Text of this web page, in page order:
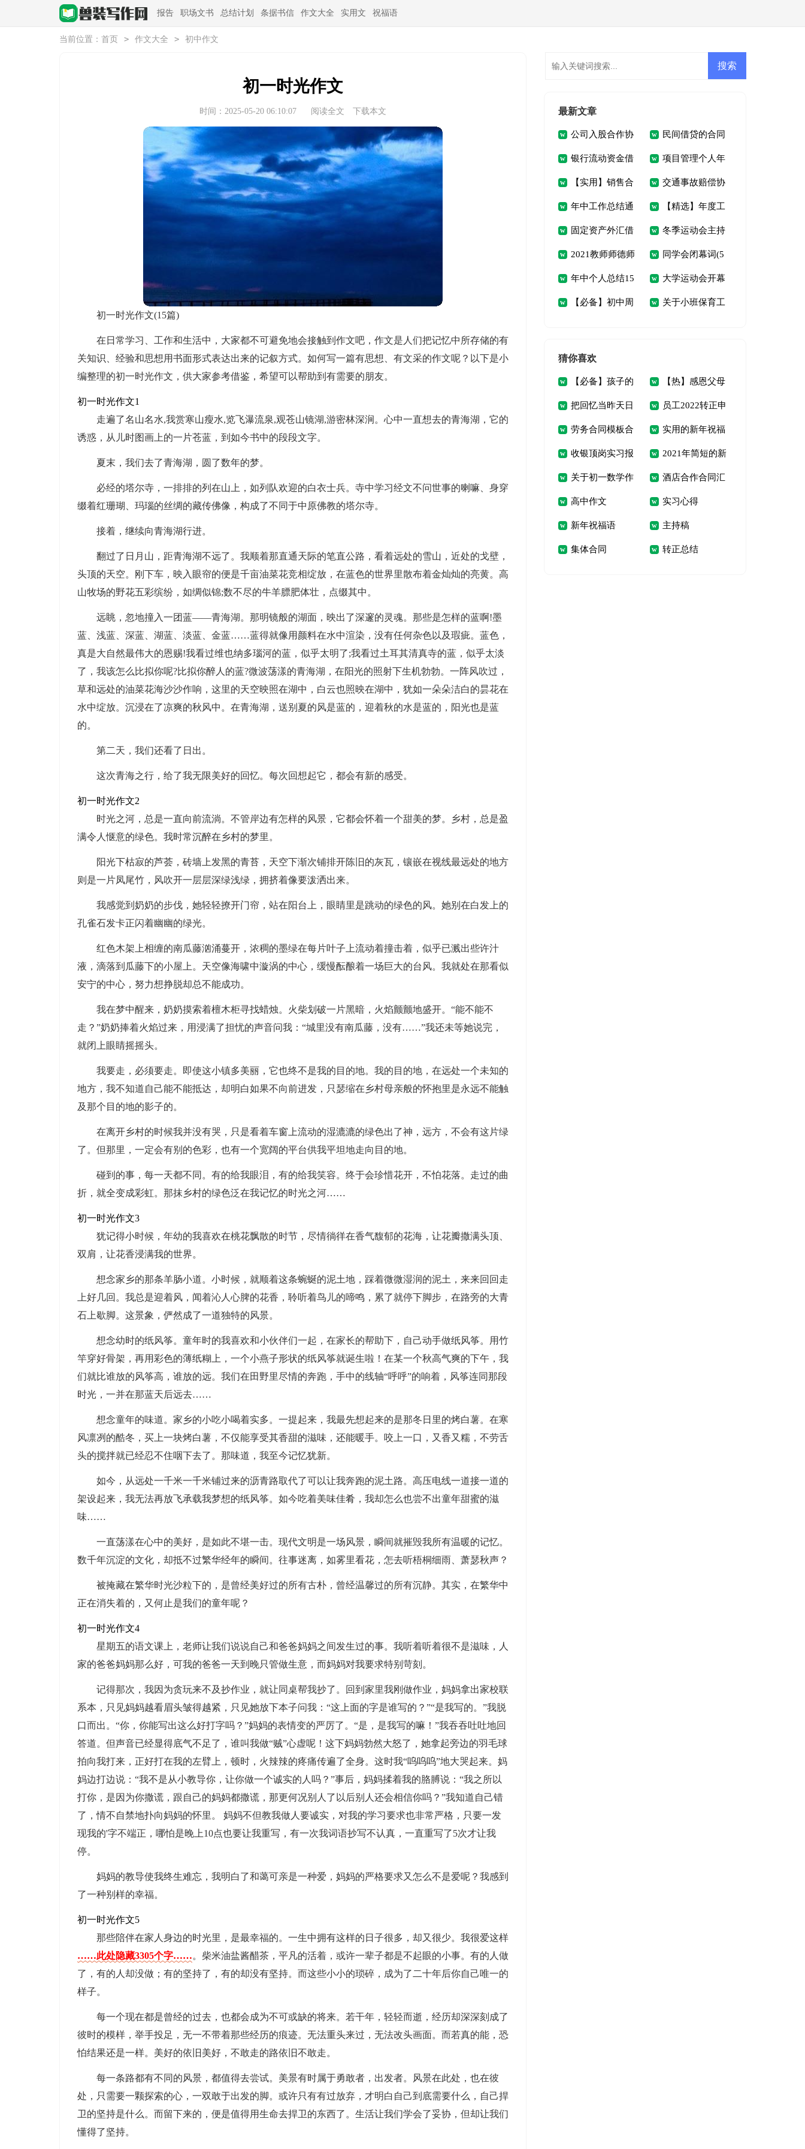
报告 职场文书 总结计划 条据书信 作文大全 实用文 祝福语
当前位置： 首页 > 作文大全 > 初中作文
初一时光作文
时间：2025-05-20 06:10:07 阅读全文 下载本文
初一时光作文(15篇)
在日常学习、工作和生活中，大家都不可避免地会接触到作文吧，作文是人们把记忆中所存储的有
关知识、经验和思想用书面形式表达出来的记叙方式。如何写一篇有思想、有文采的作文呢？以下是小
编整理的初一时光作文，供大家参考借鉴，希望可以帮助到有需要的朋友。
初一时光作文1
走遍了名山名水,我赏寒山瘦水,览飞瀑流泉,观苍山镜湖,游密林深涧。心中一直想去的青海湖，它的
诱惑，从儿时图画上的一片苍蓝，到如今书中的段段文字。
夏末，我们去了青海湖，圆了数年的梦。
必经的塔尔寺，一排排的列在山上，如列队欢迎的白衣士兵。寺中学习经文不问世事的喇嘛、身穿
缀着红珊瑚、玛瑙的丝绸的藏传佛像，构成了不同于中原佛教的塔尔寺。
接着，继续向青海湖行进。
翻过了日月山，距青海湖不远了。我顺着那直通天际的笔直公路，看着远处的雪山，近处的戈壁，
头顶的天空。刚下车，映入眼帘的便是千亩油菜花竞相绽放，在蓝色的世界里散布着金灿灿的亮黄。高
山牧场的野花五彩缤纷，如绸似锦;数不尽的牛羊膘肥体壮，点缀其中。
远眺，忽地撞入一团蓝——青海湖。那明镜般的湖面，映出了深邃的灵魂。那些是怎样的蓝啊!墨
蓝、浅蓝、深蓝、湖蓝、淡蓝、金蓝……蓝得就像用颜料在水中渲染，没有任何杂色以及瑕疵。蓝色，
真是大自然最伟大的恩赐!我看过维也纳多瑙河的蓝，似乎太明了;我看过土耳其清真寺的蓝，似乎太淡
了，我该怎么比拟你呢?比拟你醉人的蓝?微波荡漾的青海湖，在阳光的照射下生机勃勃。一阵风吹过，
草和远处的油菜花海沙沙作响，这里的天空映照在湖中，白云也照映在湖中，犹如一朵朵洁白的昙花在
水中绽放。沉浸在了凉爽的秋风中。在青海湖，送别夏的风是蓝的，迎着秋的水是蓝的，阳光也是蓝
的。
第二天，我们还看了日出。
这次青海之行，给了我无限美好的回忆。每次回想起它，都会有新的感受。
初一时光作文2
时光之河，总是一直向前流淌。不管岸边有怎样的风景，它都会怀着一个甜美的梦。乡村，总是盈
满令人惬意的绿色。我时常沉醉在乡村的梦里。
阳光下枯寂的芦荟，砖墙上发黑的青苔，天空下渐次铺排开陈旧的灰瓦，镶嵌在视线最远处的地方
则是一片凤尾竹，风吹开一层层深绿浅绿，拥挤着像要泼洒出来。
我感觉到奶奶的步伐，她轻轻撩开门帘，站在阳台上，眼睛里是跳动的绿色的风。她别在白发上的
孔雀石发卡正闪着幽幽的绿光。
红色木架上相缠的南瓜藤汹涌蔓开，浓稠的墨绿在每片叶子上流动着撞击着，似乎已溅出些许汁
液，滴落到瓜藤下的小屋上。天空像海啸中漩涡的中心，缓慢酝酿着一场巨大的台风。我就处在那看似
安宁的中心，努力想挣脱却总不能成功。
我在梦中醒来，奶奶摸索着檀木柜寻找蜡烛。火柴划破一片黑暗，火焰颤颤地盛开。“能不能不
走？”奶奶捧着火焰过来，用浸满了担忧的声音问我：“城里没有南瓜藤，没有……”我还未等她说完，
就闭上眼睛摇摇头。
我要走，必须要走。即使这小镇多美丽，它也终不是我的目的地。我的目的地，在远处一个未知的
地方，我不知道自己能不能抵达，却明白如果不向前进发，只瑟缩在乡村母亲般的怀抱里是永远不能触
及那个目的地的影子的。
在离开乡村的时候我并没有哭，只是看着车窗上流动的湿漉漉的绿色出了神，远方，不会有这片绿
了。但那里，一定会有别的色彩，也有一个宽阔的平台供我平坦地走向目的地。
碰到的事，每一天都不同。有的给我眼泪，有的给我笑容。终于会珍惜花开，不怕花落。走过的曲
折，就全变成彩虹。那抹乡村的绿色泛在我记忆的时光之河……
初一时光作文3
犹记得小时候，年幼的我喜欢在桃花飘散的时节，尽情徜徉在香气馥郁的花海，让花瓣撒满头顶、
双肩，让花香浸满我的世界。
想念家乡的那条羊肠小道。小时候，就顺着这条蜿蜒的泥土地，踩着微微湿润的泥土，来来回回走
上好几回。我总是迎着风，闻着沁人心脾的花香，聆听着鸟儿的啼鸣，累了就停下脚步，在路旁的大青
石上歇脚。这景象，俨然成了一道独特的风景。
想念幼时的纸风筝。童年时的我喜欢和小伙伴们一起，在家长的帮助下，自己动手做纸风筝。用竹
竿穿好骨架，再用彩色的薄纸糊上，一个小燕子形状的纸风筝就诞生啦！在某一个秋高气爽的下午，我
们就比谁放的风筝高，谁放的远。我们在田野里尽情的奔跑，手中的线轴“呼呼”的响着，风筝连同那段
时光，一并在那蓝天后远去……
想念童年的味道。家乡的小吃小喝着实多。一提起来，我最先想起来的是那冬日里的烤白薯。在寒
风凛冽的酷冬，买上一块烤白薯，不仅能享受其香甜的滋味，还能暖手。咬上一口，又香又糯，不劳舌
头的搅拌就已经忍不住咽下去了。那味道，我至今记忆犹新。
如今，从远处一千米一千米铺过来的沥青路取代了可以让我奔跑的泥土路。高压电线一道接一道的
架设起来，我无法再放飞承载我梦想的纸风筝。如今吃着美味佳肴，我却怎么也尝不出童年甜蜜的滋
味……
一直荡漾在心中的美好，是如此不堪一击。现代文明是一场风景，瞬间就摧毁我所有温暖的记忆。
数千年沉淀的文化，却抵不过繁华经年的瞬间。往事迷离，如雾里看花，怎去听梧桐细雨、萧瑟秋声？
被掩藏在繁华时光沙粒下的，是曾经美好过的所有古朴，曾经温馨过的所有沉静。其实，在繁华中
正在消失着的，又何止是我们的童年呢？
初一时光作文4
星期五的语文课上，老师让我们说说自己和爸爸妈妈之间发生过的事。我听着听着很不是滋味，人
家的爸爸妈妈那么好，可我的爸爸一天到晚只管做生意，而妈妈对我要求特别苛刻。
记得那次，我因为贪玩来不及抄作业，就让同桌帮我抄了。回到家里我刚做作业，妈妈拿出家校联
系本，只见妈妈越看眉头皱得越紧，只见她放下本子问我：“这上面的字是谁写的？”“是我写的。”我脱
口而出。“你，你能写出这么好打字吗？”妈妈的表情变的严厉了。“是，是我写的嘛！”我吞吞吐吐地回
答道。但声音已经显得底气不足了，谁叫我做“贼”心虚呢！这下妈妈勃然大怒了，她拿起旁边的羽毛球
拍向我打来，正好打在我的左臂上，顿时，火辣辣的疼痛传遍了全身。这时我“呜呜呜”地大哭起来。妈
妈边打边说：“我不是从小教导你，让你做一个诚实的人吗？”事后，妈妈揉着我的胳膊说：“我之所以
打你，是因为你撒谎，跟自己的妈妈都撒谎，那更何况别人了以后别人还会相信你吗？”我知道自己错
了，情不自禁地扑向妈妈的怀里。 妈妈不但教我做人要诚实，对我的学习要求也非常严格，只要一发
现我的'字不端正，哪怕是晚上10点也要让我重写，有一次我词语抄写不认真，一直重写了5次才让我
停。
妈妈的教导使我终生难忘，我明白了和蔼可亲是一种爱，妈妈的严格要求又怎么不是爱呢？我感到
了一种别样的幸福。
初一时光作文5
那些陪伴在家人身边的时光里，是最幸福的。一生中拥有这样的日子很多，却又很少。我很爱这样
……此处隐藏3305个字……。柴米油盐酱醋茶，平凡的活着，或许一辈子都是不起眼的小事。有的人做
了，有的人却没做；有的坚持了，有的却没有坚持。而这些小小的琐碎，成为了二十年后你自己唯一的
样子。
每一个现在都是曾经的过去，也都会成为不可或缺的将来。若干年，轻轻而逝，经历却深深刻成了
彼时的模样，举手投足，无一不带着那些经历的痕迹。无法重头来过，无法改头画面。而若真的能，恐
怕结果还是一样。美好的依旧美好，不敢走的路依旧不敢走。
每一条路都有不同的风景，都值得去尝试。美景有时属于勇敢者，出发者。风景在此处，也在彼
处，只需要一颗探索的心，一双敢于出发的脚。或许只有有过放弃，才明白自己到底需要什么，自己捍
卫的坚持是什么。而留下来的，便是值得用生命去捍卫的东西了。生活让我们学会了妥协，但却让我们
懂得了坚持。
最新文章
公司入股合作协
议书
民间借贷的合同
12篇
银行流动资金借
贷合同(5篇)
项目管理个人年
终总结
【实用】销售合
同模板汇编九篇
交通事故赔偿协
议书15篇
年中工作总结通
用15篇
【精选】年度工
作计划4篇
固定资产外汇借
贷合同(集锦5篇)
冬季运动会主持
人开幕词
2021教师师德师
风个人自查报告
同学会闭幕词(5
篇)
年中个人总结15
篇
大学运动会开幕
词(9篇)
【必备】初中周 关于小班保育工
猜你喜欢
【必备】孩子的
教育心得体会4篇
【热】感恩父母
演讲稿
把回忆当昨天日
记
员工2022转正申
请书
劳务合同模板合
集五篇
实用的新年祝福
语合集35句
收银顶岗实习报
告
2021年简短的新
年温馨祝福语40句
关于初一数学作
文汇总7篇
酒店合作合同汇
总六篇
高中作文 实习心得
新年祝福语 主持稿
集体合同 转正总结